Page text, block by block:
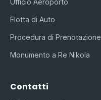
Ufficio Aeroporto
Flotta di Auto
Procedura di Prenotazione
Monumento a Re Nikola
Contatti